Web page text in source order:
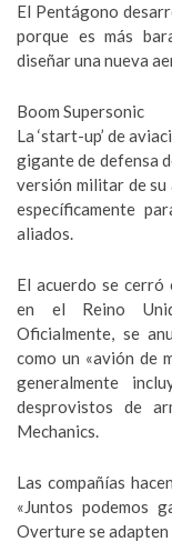
El Pentágono
porque es más
diseñar una nueva
Boom Supersonic
La ‘start-up’ de
gigante de defensa
versión militar de
específicamente
aliados.
El acuerdo se cerró
en el Reino
Oficialmente, se
como un «avión de
generalmente
desprovistos de
Mechanics.
Las compañías
«Juntos podemos
Overture se adapten